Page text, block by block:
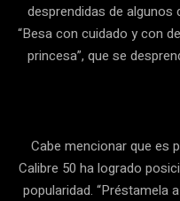
desprendidas de
“Besa con cuidado y con
princesa”, que se
Cabe mencionar que es
Calibre 50 ha logrado
popularidad. “Préstamela